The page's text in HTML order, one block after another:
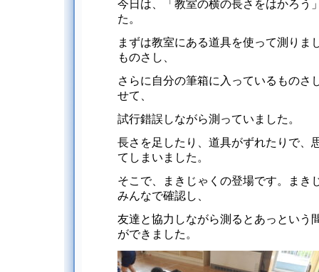
今日は、「教室の横の長さをはかろう
た。
まずは教室にある道具を使って測りま
ものさし、
さらに自分の筆箱に入っているものさ
せて、
試行錯誤しながら測っていました。
長さを足したり、道具がずれたりで、
てしまいました。
そこで、まきじゃくの登場です。まき
みんなで確認し、
友達と協力しながら測るとあっという
ができました。